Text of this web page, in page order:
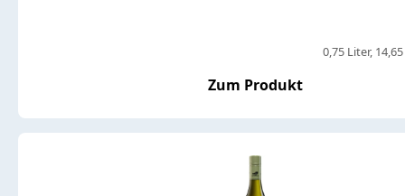
0,75 Liter
Zum Produkt